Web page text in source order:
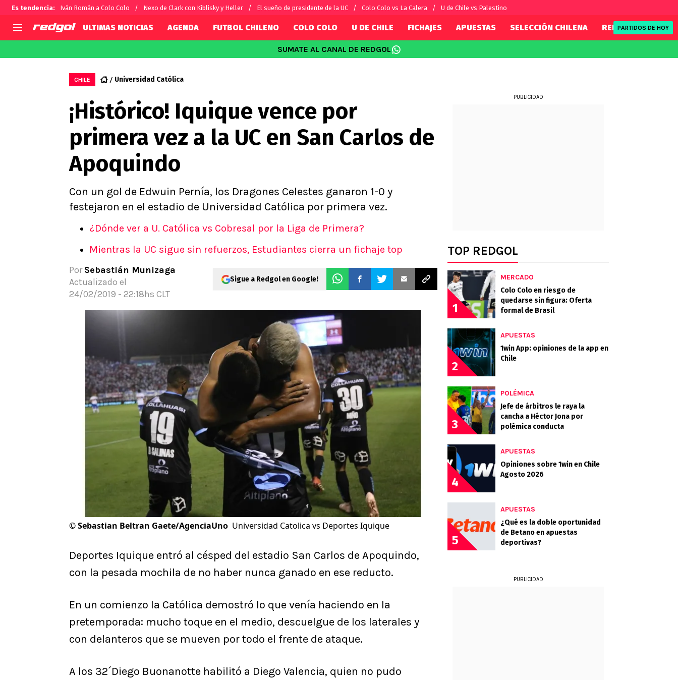
Es tendencia: Iván Román a Colo Colo Nexo de Clark con Kiblisky y Heller El sueño de presidente de la UC Colo Colo vs La Calera U de Chile vs Palestino
Selección Chilena
U de Chile
U Católica
Campeonato Nacional
Primera B
Segunda División
Copa Chile
Supercopa Chile
Campeonato Femenino
Alexis Sánchez
Carlos Palacios
Chilenos por el mundo
Fútbol Argentino
Fútbol Brasileño
Premier League
Serie A
Pronósticos
ULTIMAS NOTICIAS AGENDA FUTBOL CHILENO COLO COLO U DE CHILE FICHAJES APUESTAS SELECCIÓN CHILENA REDSPORT
PARTIDOS DE HOY
SUMATE AL CANAL DE REDGOL
CHILE Universidad Católica
¡Histórico! Iquique vence por
primera vez a la UC en San Carlos de
Apoquindo
Con un gol de Edwuin Pernía, los Dragones Celestes ganaron 1-0 y
festejaron en el estadio de Universidad Católica por primera vez.
¿Dónde ver a U. Católica vs Cobresal por la Liga de Primera?
Mientras la UC sigue sin refuerzos, Estudiantes cierra un fichaje top
Por Sebastián Munizaga
Actualizado el
24/02/2019 - 22:18hs CLT
Sigue a Redgol en Google!
©Sebastian Beltran Gaete/AgenciaUno Universidad Catolica vs Deportes Iquique
Deportes Iquique entró al césped del estadio San Carlos de Apoquindo,
con la pesada mochila de no haber nunca ganado en ese reducto.
En un comienzo la Católica demostró lo que venía haciendo en la
pretemporada: mucho toque en el medio, descuelgue de los laterales y
con delanteros que se mueven por todo el frente de ataque.
A los 32´Diego Buonanotte habilitó a Diego Valencia, quien no pudo
PUBLICIDAD
TOP REDGOL
1
MERCADO
Colo Colo en riesgo de
quedarse sin figura: Oferta
formal de Brasil
2
APUESTAS
1win App: opiniones de la app en
Chile
3
POLÉMICA
Jefe de árbitros le raya la
cancha a Héctor Jona por
polémica conducta
4
APUESTAS
Opiniones sobre 1win en Chile
Agosto 2026
5
APUESTAS
¿Qué es la doble oportunidad
de Betano en apuestas
deportivas?
PUBLICIDAD